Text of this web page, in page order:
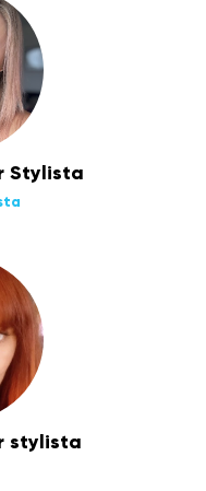
Stylista
stylista